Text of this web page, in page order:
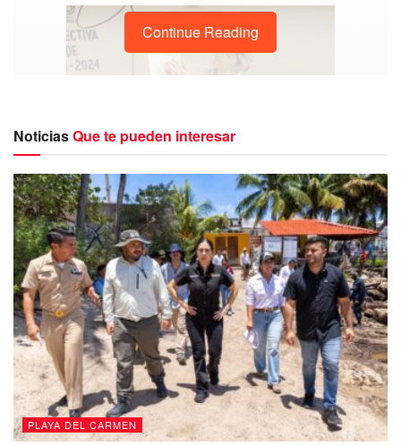
Es por ello que detalló que por medio de laSecretaría de
Salud de Solidaridad, se logró gestionar quela empresa
proveedora de dicho implante realice la capacitación a
los trabajadores municipales de la saludcon el
propósito de actualizar toda la información al respecto y
que el personal de salud pueda brindar una mejor atención
a la solidarenses.
Entre el personal de salud que acudió a actualizarse en
las mejoras y uso óptimo de dicho anticonceptivo se
encuentranenfermeros y doctores que laboran en los
Continue Reading
NoticiasQue te pueden interesar
PLAYA DEL CARMEN